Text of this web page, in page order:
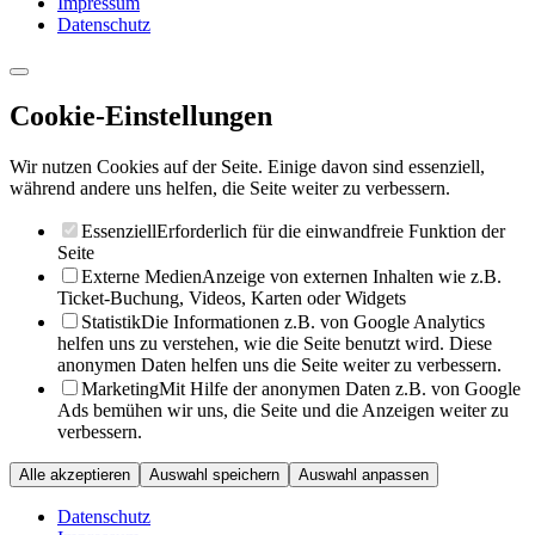
Datenschutz
Cookie-Einstellungen
Wir nutzen Cookies auf der Seite. Einige davon sind essenziell,
während andere uns helfen, die Seite weiter zu verbessern.
EssenziellErforderlich für die einwandfreie Funktion der
Seite
Externe MedienAnzeige von externen Inhalten wie z.B.
Ticket-Buchung, Videos, Karten oder Widgets
StatistikDie Informationen z.B. von Google Analytics
helfen uns zu verstehen, wie die Seite benutzt wird. Diese
anonymen Daten helfen uns die Seite weiter zu verbessern.
MarketingMit Hilfe der anonymen Daten z.B. von Google
Ads bemühen wir uns, die Seite und die Anzeigen weiter zu
verbessern.
Alle akzeptieren Auswahl speichern Auswahl anpassen
Datenschutz